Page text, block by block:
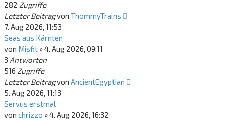
282 Zugriffe
Letzter Beitragvon ThommyTrains
7. Aug 2026, 11:53
Seas aus Kärnten
von Misfit »4. Aug 2026, 09:11
3 Antworten
516 Zugriffe
Letzter Beitragvon AncientEgyptian
5. Aug 2026, 11:13
Servus erstmal
von chrizzo »4. Aug 2026, 16:32